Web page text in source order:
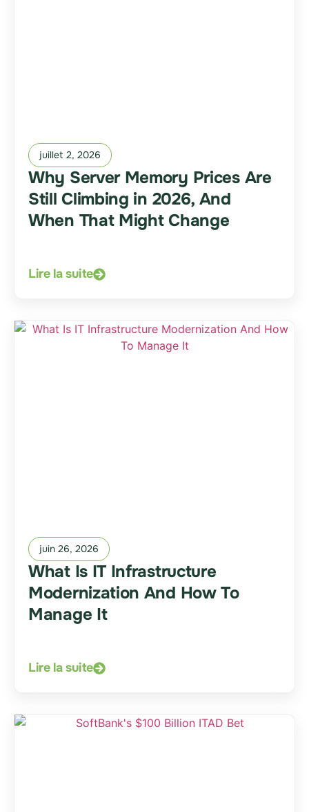
juillet 2, 2026
Why Server Memory Prices Are
Still Climbing in 2026, And
When That Might Change
Lire la suite
juin 26, 2026
What Is IT Infrastructure
Modernization And How To
Manage It
Lire la suite